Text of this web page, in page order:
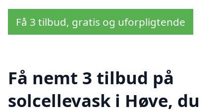
Få 3 tilbud, gratis og uforpligtende
Få nemt 3 tilbud på
solcellevask i Høve, du